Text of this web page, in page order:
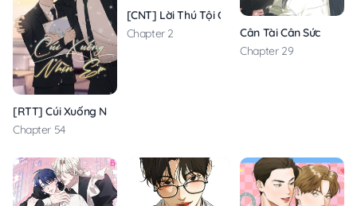
[RTT] Cúi Xuống Nhìn Em
Chapter 54
[CNT] Lời Thú Tội Cấm Kị
Chapter 2
Cân Tài Cân Sức
Chapter 29